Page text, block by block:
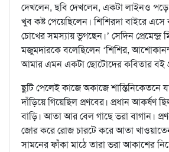
দেখলেন, ছবি দেখলেন, একটা লাইনও পড়ে
খুব কষ্ট পেয়েছিলেন। শিশিরদা বাইরে
চোখের সমস্যায় ভুগছেন।’ সেদিন প্রেমেন্দ্র
মজুমদারকে বলেছিলেন ‘শিশির,
আমার এমন একটা ছোটোদের কবিতার বই
ছুটি পেলেই কাজে অকাজে শান্তিনিকেতনে
দাঁড়িয়ে গিয়েছিল প্রণবের। প্রধান আকর্ষণ
বাড়ি। আতা আর বেল গাছে ভরা বাগান।
জোর করে রোজ চারটে করে আতা
সামনের ফাঁকা মাঠে তারা ভরা আকাশের